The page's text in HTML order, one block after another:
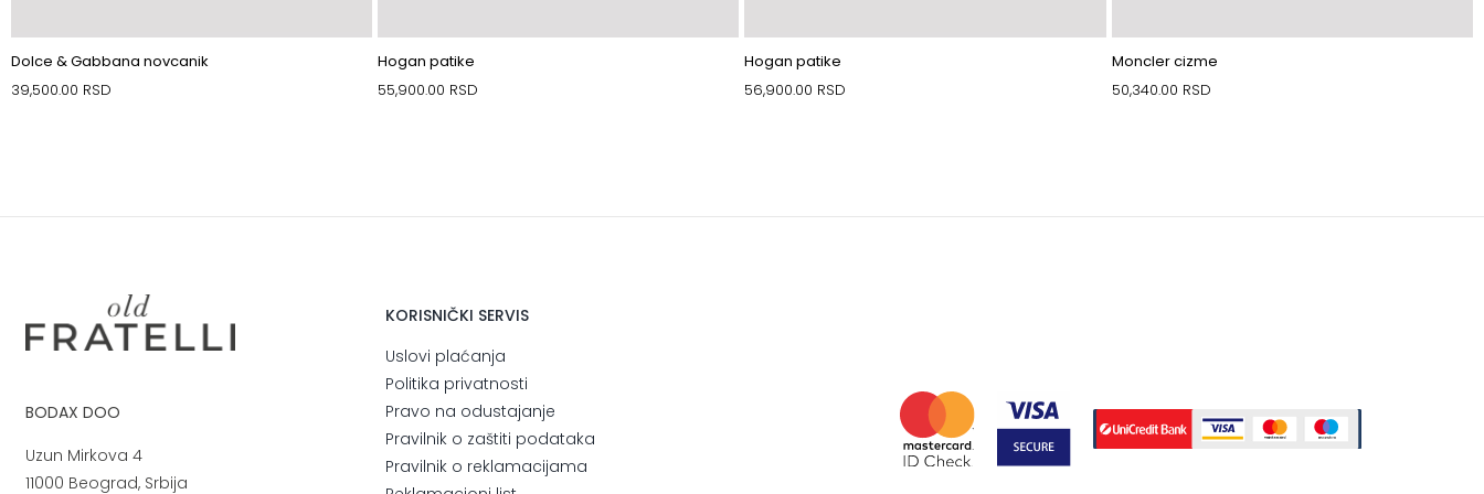
Dolce & Gabbana novcanik
39,500.00 RSD
Hogan patike
55,900.00 RSD
Hogan patike
56,900.00 RSD
Moncler cizme
50,340.00 RSD
BODAX DOO
Uzun Mirkova 4
11000 Beograd, Srbija
KORISNIČKI SERVIS
Uslovi plaćanja
Politika privatnosti
Pravo na odustajanje
Pravilnik o zaštiti podataka
Pravilnik o reklamacijama